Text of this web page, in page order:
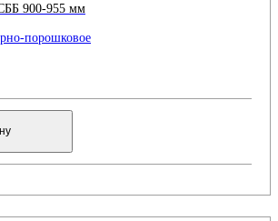
900-955 мм
порошковое